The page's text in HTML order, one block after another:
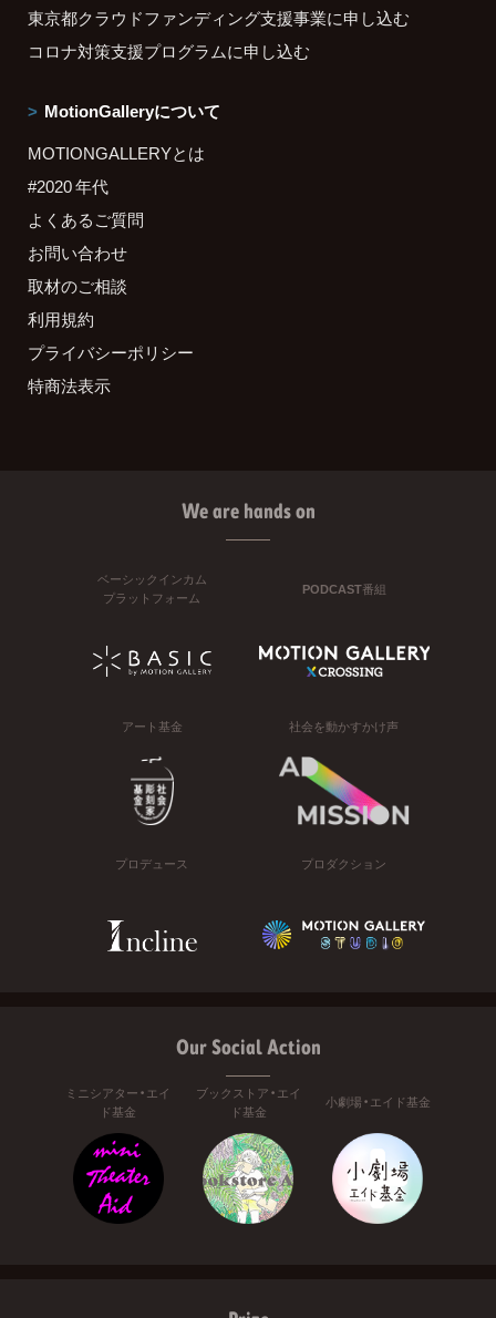
東京都クラウドファンディング支援事業に申し込む
コロナ対策支援プログラムに申し込む
MotionGalleryについて
MOTIONGALLERYとは
#2020 年代
よくあるご質問
お問い合わせ
取材のご相談
利用規約
プライバシーポリシー
特商法表示
We are hands on
ベーシックインカム
プラットフォーム
PODCAST番組
アート基金 社会を動かすかけ声
プロデュース プロダクション
Our Social Action
ミニシアター・エイ
ド基金
ブックストア・エイ
ド基金
小劇場・エイド基金